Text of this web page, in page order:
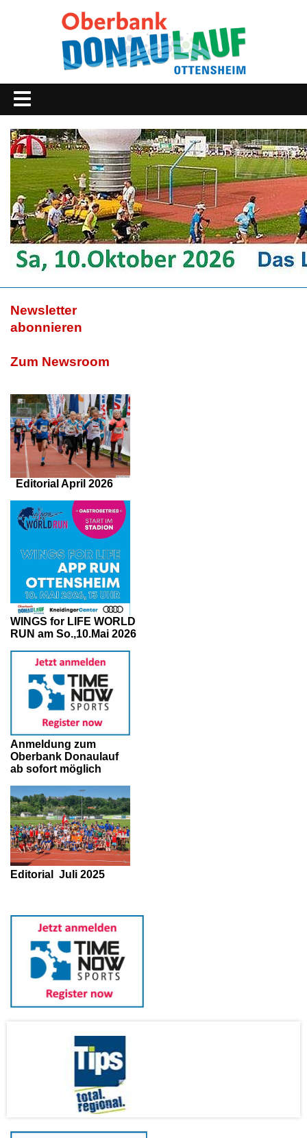
Newsletter
abonnieren
Zum Newsroom
Editorial April 2026
WINGS for LIFE WORLD
RUN am So.,10.Mai 2026
Anmeldung zum
Oberbank Donaulauf
ab sofort möglich
Editorial Juli 2025